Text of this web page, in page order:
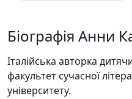
Біографія Анни
Італійська авторка
факультет сучасної
університету.